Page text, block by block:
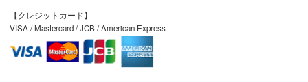
【クレジットカード】
VISA / Mastercard / JCB / American Express